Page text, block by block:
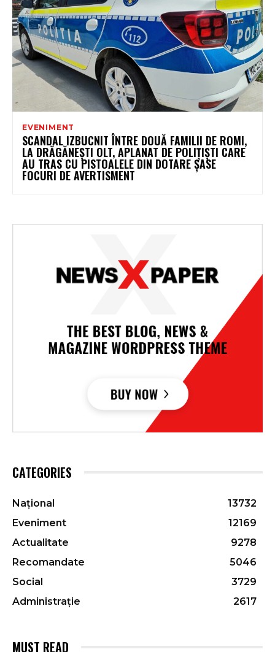
EVENIMENT
SCANDAL IZBUCNIT ÎNTRE DOUĂ FAMILII DE ROMI,
LA DRĂGĂNEȘTI OLT, APLANAT DE POLIȚIȘTI CARE
AU TRAS CU PISTOALELE DIN DOTARE ȘASE
FOCURI DE AVERTISMENT
CATEGORIES
Național
13732
Eveniment
12169
Actualitate
9278
Recomandate
5046
Social
3729
Administrație
2617
MUST READ